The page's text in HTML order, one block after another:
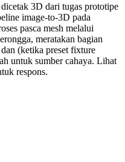
3D dari tugas prototipe
image-to-3D pada
pasca mesh melalui
meratakan bagian
(ketika preset fixture
untuk sumber cahaya. Lihat
respons.